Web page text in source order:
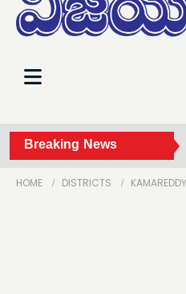
Breaking News
డ్రైడేతో సీజనల్ వ్యాధుల
HOME DISTRICTS KAMAREDDY